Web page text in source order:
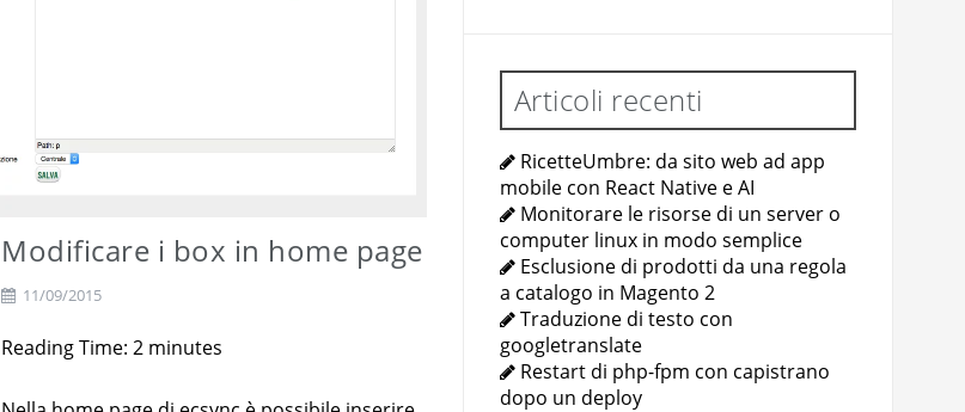
Modificare i box in home page
11/09/2015
Reading Time: 2 minutes
Articoli recenti
RicetteUmbre: da sito web ad app
mobile con React Native e AI
Monitorare le risorse di un server o
computer linux in modo semplice
Esclusione di prodotti da una regola
a catalogo in Magento 2
Traduzione di testo con
googletranslate
Restart di php-fpm con capistrano
dopo un deploy